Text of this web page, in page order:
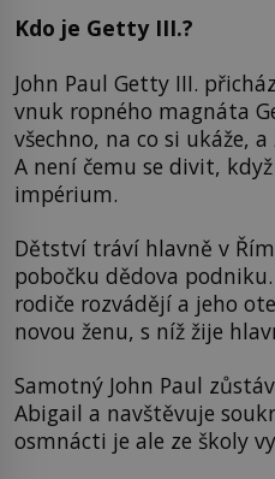
Kdo je Getty III.?
John Paul Getty III.
vnuk ropného magnáta
všechno, na co si ukáže,
A není čemu se divit,
impérium.
Dětství tráví hlavně v
pobočku dědova
rodiče rozvádějí a jeho
novou ženu, s níž žije
Samotný John Paul
Abigail a navštěvuje
osmnácti je ale ze školy